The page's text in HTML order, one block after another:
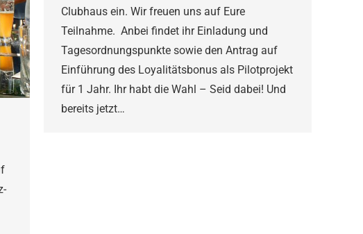
Clubhaus ein. Wir freuen uns auf Eure
Teilnahme. Anbei findet ihr Einladung und
Tagesordnungspunkte sowie den Antrag auf
Einführung des Loyalitätsbonus als Pilotprojekt
für 1 Jahr. Ihr habt die Wahl – Seid dabei! Und
bereits jetzt…